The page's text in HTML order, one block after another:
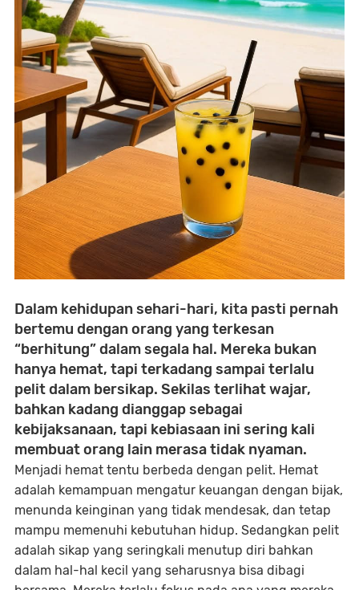
Dalam kehidupan sehari-hari, kita pasti pernah
bertemu dengan orang yang terkesan
“berhitung” dalam segala hal. Mereka bukan
hanya hemat, tapi terkadang sampai terlalu
pelit dalam bersikap. Sekilas terlihat wajar,
bahkan kadang dianggap sebagai
kebijaksanaan, tapi kebiasaan ini sering kali
membuat orang lain merasa tidak nyaman.
Menjadi hemat tentu berbeda dengan pelit. Hemat
adalah kemampuan mengatur keuangan dengan bijak,
menunda keinginan yang tidak mendesak, dan tetap
mampu memenuhi kebutuhan hidup. Sedangkan pelit
adalah sikap yang seringkali menutup diri bahkan
dalam hal-hal kecil yang seharusnya bisa dibagi